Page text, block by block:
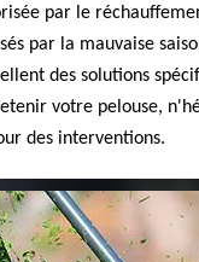
par le
par la mauvaise
des solutions
votre pelouse,
des interventions.